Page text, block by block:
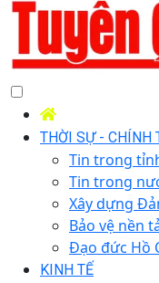
THỜI SỰ - CHÍNH
Tin trong
Tin trong
Xây dựng
Bảo vệ nền
Đạo đức Hồ
KINH TẾ